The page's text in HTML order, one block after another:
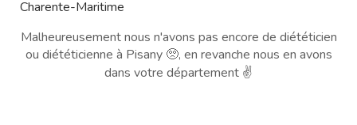
Charente-Maritime
Malheureusement nous n'avons pas encore de diététicien
ou diététicienne à Pisany 🥺, en revanche nous en avons
dans votre département ✌️